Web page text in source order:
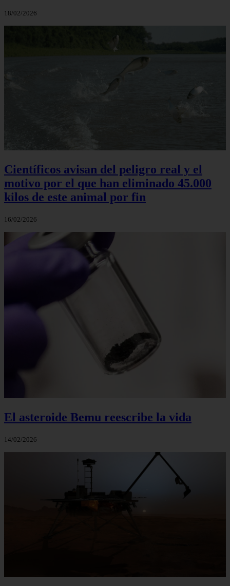
18/02/2026
Científicos avisan del peligro real y el
motivo por el que han eliminado 45.000
kilos de este animal por fin
16/02/2026
El asteroide Bemu reescribe la vida
14/02/2026